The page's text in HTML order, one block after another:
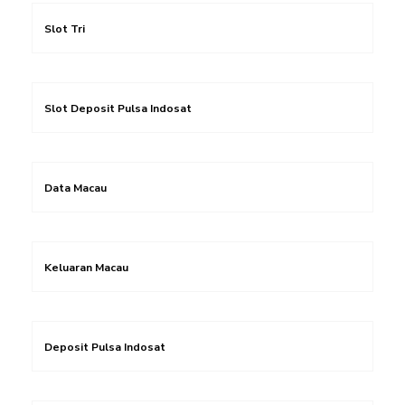
Slot Tri
Slot Deposit Pulsa Indosat
Data Macau
Keluaran Macau
Deposit Pulsa Indosat